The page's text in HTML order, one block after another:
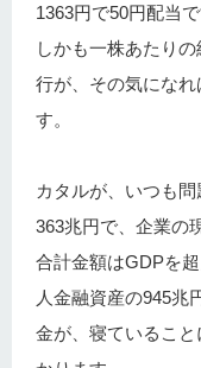
1363円で50円配当
しかも一株あたり
行が、その気にな
す。
カタルが、いつも
363兆円で、企業の
合計金額はGDPを
人金融資産の945兆
金が、寝ているこ